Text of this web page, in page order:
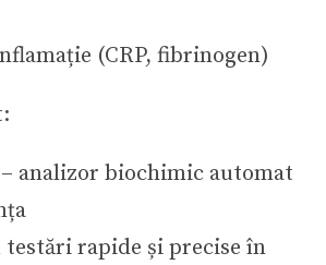
(CRP, fibrinogen)
– analizor biochimic automat
rapide și precise în